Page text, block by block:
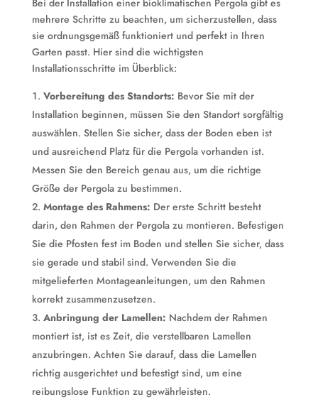
Bei der Installation einer bioklimatischen Pergola gibt es
mehrere Schritte zu beachten, um sicherzustellen, dass
sie ordnungsgemäß funktioniert und perfekt in Ihren
Garten passt. Hier sind die wichtigsten
Installationsschritte im Überblick:
Vorbereitung des Standorts: Bevor Sie mit der
Installation beginnen, müssen Sie den Standort sorgfältig
auswählen. Stellen Sie sicher, dass der Boden eben ist
und ausreichend Platz für die Pergola vorhanden ist.
Messen Sie den Bereich genau aus, um die richtige
Größe der Pergola zu bestimmen.
Montage des Rahmens: Der erste Schritt besteht
darin, den Rahmen der Pergola zu montieren. Befestigen
Sie die Pfosten fest im Boden und stellen Sie sicher, dass
sie gerade und stabil sind. Verwenden Sie die
mitgelieferten Montageanleitungen, um den Rahmen
korrekt zusammenzusetzen.
Anbringung der Lamellen: Nachdem der Rahmen
montiert ist, ist es Zeit, die verstellbaren Lamellen
anzubringen. Achten Sie darauf, dass die Lamellen
richtig ausgerichtet und befestigt sind, um eine
reibungslose Funktion zu gewährleisten.